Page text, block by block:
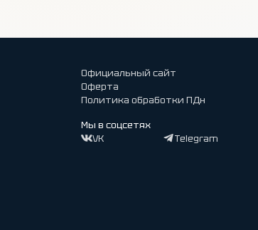
Официальный сайт
Оферта
Политика обработки ПДн
Мы в соцсетях
VK
Telegram